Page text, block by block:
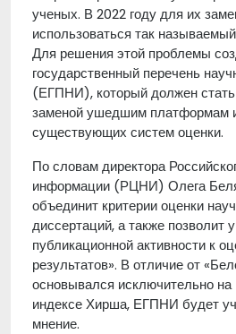
ученых. В 2022 году для их
использоваться так
Для решения этой проблемы
государственный перечень
(ЕГПНИ), который должен
заменой ушедшим платформам
существующих систем оценки.
По словам директора
информации (РЦНИ) Олега
объединит критерии оценки
диссертаций, а также позволит
публикационной активности к
результатов». В отличие от
основывался исключительно
индексе Хирша, ЕГПНИ будет
мнение.